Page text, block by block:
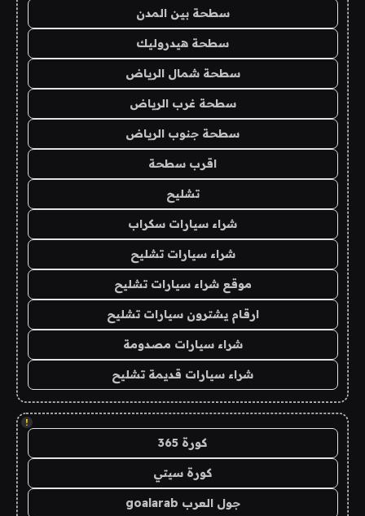
سطحة بين المدن
سطحة هيدروليك
سطحة شمال الرياض
سطحة غرب الرياض
سطحة جنوب الرياض
اقرب سطحة
تشليح
شراء سيارات سكراب
شراء سيارات تشليح
موقع شراء سيارات تشليح
ارقام يشترون سيارات تشليح
شراء سيارات مصدومة
شراء سيارات قديمة تشليح
!
كورة 365
كورة سيتي
جول العرب goalarab